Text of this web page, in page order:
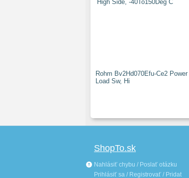
Rohm Bv2Hd070Efu-Ce2 Power
Load Sw, Hi
ShopTo.sk
Nahlásiť chybu / Poslať otázku
Prihlásiť sa / Registrovať / Pridat